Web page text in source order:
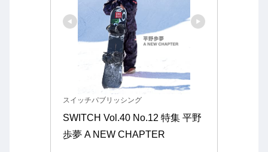
スイッチパブリッシング
SWITCH Vol.40 No.12 特集 平野
歩夢 A NEW CHAPTER